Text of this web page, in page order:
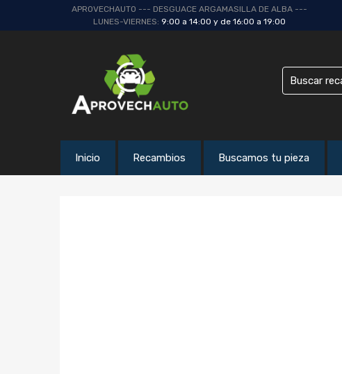
APROVECHAUTO --- DESGUACE ARGAMASILLA DE ALBA ---
LUNES-VIERNES: 9:00 a 14:00 y de 16:00 a 19:00
Inicio Recambios Buscamos tu pieza